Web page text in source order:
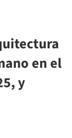
en el
y